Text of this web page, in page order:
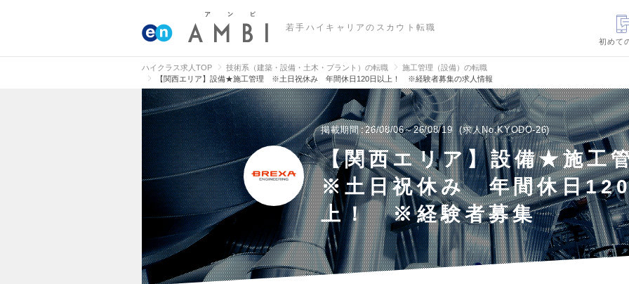
若手ハイキャリアのスカウト転職
初めて
ハイクラス求人TOP 技術系（建築・設備・土木・プラント）の転職
施工管理（設備）の転職
【関西エリア】設備★施工管理 ※土日祝休み 年間休日120日以上！ ※経験者募集の求人情報
掲載期間 26/08/06～26/08/19 求人No.KYODO-26
【関西エリア】設備★施
※土日祝休み 年間休日
上！ ※経験者募集